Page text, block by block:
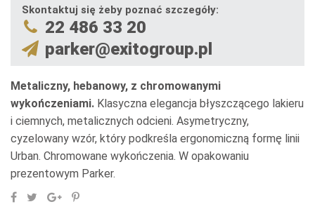
Skontaktuj się żeby poznać szczegóły:
22 486 33 20
parker@exitogroup.pl
Metaliczny, hebanowy, z chromowanymi
wykończeniami. Klasyczna elegancja błyszczącego lakieru
i ciemnych, metalicznych odcieni. Asymetryczny,
cyzelowany wzór, który podkreśla ergonomiczną formę linii
Urban. Chromowane wykończenia. W opakowaniu
prezentowym Parker.